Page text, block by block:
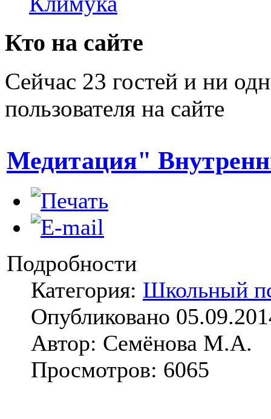
Кто на сайте
Сейчас 23 гостей и ни
пользователя на сайте
Медитация"
Подробности
Категория: Школьный
Опубликовано
Автор: Семёнова М.А.
Просмотров: 6065